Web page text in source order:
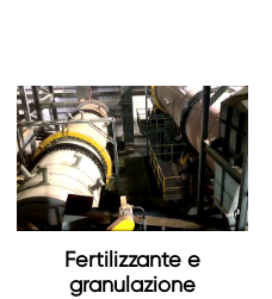
Fertilizzante e
granulazione